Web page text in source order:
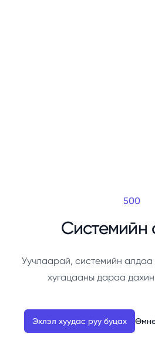
500
Системийн
Уучлаарай, системийн алдаа
хугацааны дараа
Эхлэл хуудас руу буцах